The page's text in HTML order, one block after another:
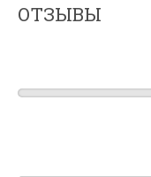
ОТЗЫВЫ